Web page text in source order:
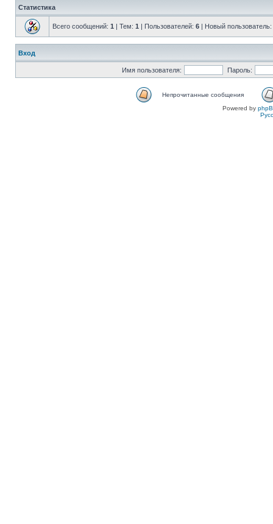
Статистика
Всего сообщений: 1 | Тем: 1 | Пользователей: 6 | Новый пользователь:
Вход
Имя пользователя: Пароль:
Непрочитанные сообщения
Powered by